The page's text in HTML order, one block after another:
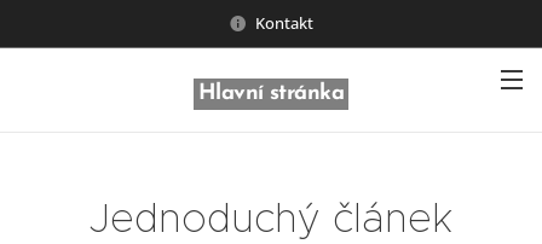
Kontakt
Hlavní stránka
Jednoduchý článek